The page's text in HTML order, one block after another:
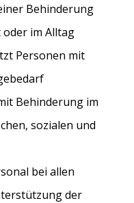
Behinderung
oder im Alltag
Personen mit
Behinderung im
sozialen und
bei allen
der